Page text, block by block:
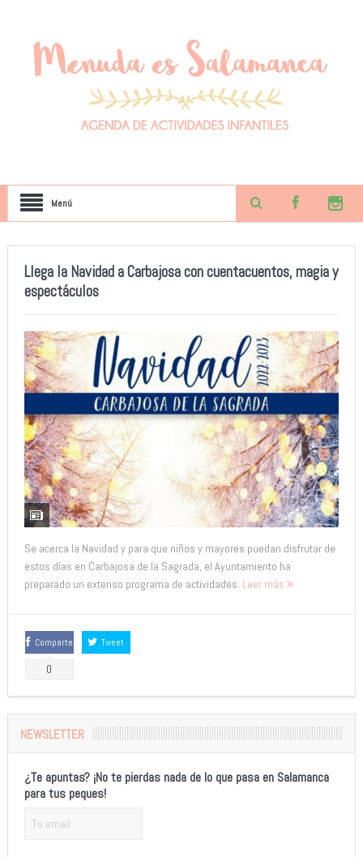
Menú
Llega la Navidad a Carbajosa con cuentacuentos, magia y
espectáculos
Se acerca la Navidad y para que niños y mayores puedan disfrutar de
estos días en Carbajosa de la Sagrada, el Ayuntamiento ha
preparado un extenso programa de actividades. Leer más
Comparte
0
Tweet
NEWSLETTER
¿Te apuntas? ¡No te pierdas nada de lo que pasa en Salamanca
para tus peques!